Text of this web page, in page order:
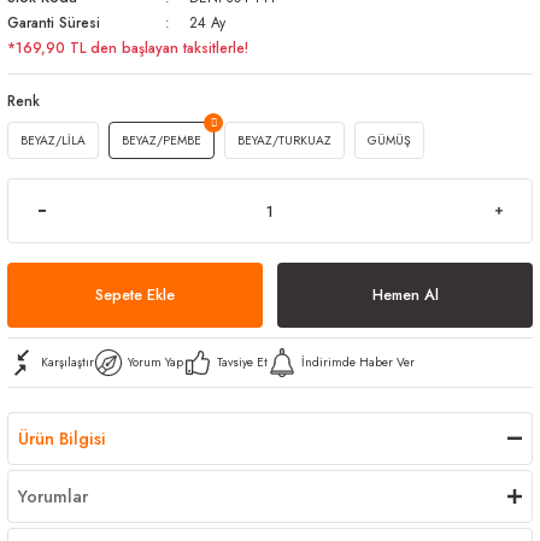
Bezler
Garanti Süresi
24 Ay
*169,90 TL den başlayan taksitlerle!
Renk
BEYAZ/LİLA BEYAZ/PEMBE BEYAZ/TURKUAZ GÜMÜŞ
Sepete Ekle Hemen Al
Karşılaştır Yorum Yap Tavsiye Et İndirimde Haber Ver
Ürün Bilgisi
Yorumlar